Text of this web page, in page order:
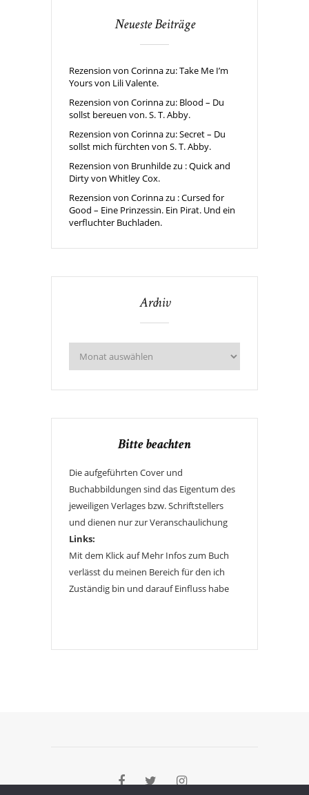
Neueste Beiträge
Rezension von Corinna zu: Take Me I’m
Yours von Lili Valente.
Rezension von Corinna zu: Blood – Du
sollst bereuen von. S. T. Abby.
Rezension von Corinna zu: Secret – Du
sollst mich fürchten von S. T. Abby.
Rezension von Brunhilde zu : Quick and
Dirty von Whitley Cox.
Rezension von Corinna zu : Cursed for
Good – Eine Prinzessin. Ein Pirat. Und ein
verfluchter Buchladen.
Archiv
Bitte beachten
Die aufgeführten Cover und
Buchabbildungen sind das Eigentum des
jeweiligen Verlages bzw. Schriftstellers
und dienen nur zur Veranschaulichung
Links:
Mit dem Klick auf Mehr Infos zum Buch
verlässt du meinen Bereich für den ich
Zuständig bin und darauf Einfluss habe